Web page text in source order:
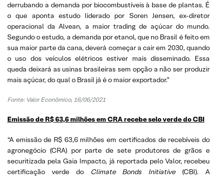
derrubando a demanda por biocombustíveis à base de plantas. É
o que aponta estudo liderado por Soren Jensen, ex-diretor
operacional da Alvean, a maior trading de açúcar do mundo.
Segundo o estudo, a demanda por etanol, que no Brasil é feito em
sua maior parte da cana, deverá começar a cair em 2030, quando
o uso dos veículos elétricos estiver mais disseminado. Essa
queda deixará as usinas brasileiras sem opção a não ser produzir
mais açúcar, do qual o Brasil já é o maior exportador.”
Fonte: Valor Econômico, 16/06/2021
Emissão de R$ 63,6 milhões em CRA recebe selo verde do CBI
“A emissão de R$ 63,6 milhões em certificados de recebíveis do
agronegócio (CRA) por parte de sete produtores de grãos e
securitizada pela Gaia Impacto, já reportada pelo Valor, recebeu
certificação verde do Climate Bonds Initiative(CBI). A